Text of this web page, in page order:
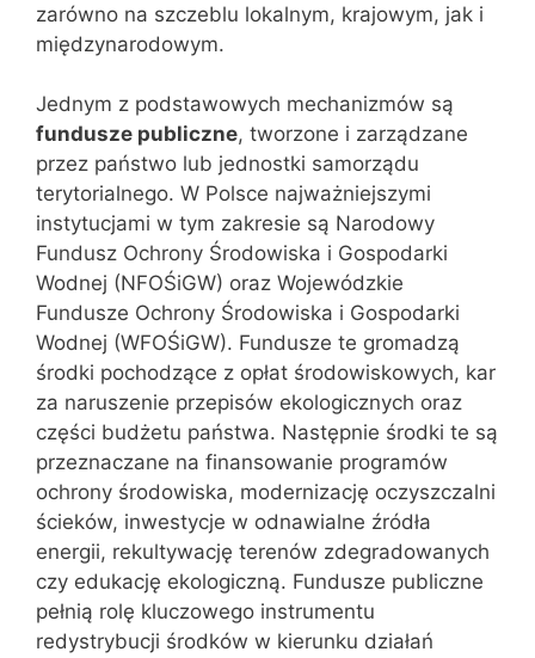
zarówno na szczeblu lokalnym, krajowym, jak i
międzynarodowym.
Jednym z podstawowych mechanizmów są
fundusze publiczne, tworzone i zarządzane
przez państwo lub jednostki samorządu
terytorialnego. W Polsce najważniejszymi
instytucjami w tym zakresie są Narodowy
Fundusz Ochrony Środowiska i Gospodarki
Wodnej (NFOŚiGW) oraz Wojewódzkie
Fundusze Ochrony Środowiska i Gospodarki
Wodnej (WFOŚiGW). Fundusze te gromadzą
środki pochodzące z opłat środowiskowych, kar
za naruszenie przepisów ekologicznych oraz
części budżetu państwa. Następnie środki te są
przeznaczane na finansowanie programów
ochrony środowiska, modernizację oczyszczalni
ścieków, inwestycje w odnawialne źródła
energii, rekultywację terenów zdegradowanych
czy edukację ekologiczną. Fundusze publiczne
pełnią rolę kluczowego instrumentu
redystrybucji środków w kierunku działań